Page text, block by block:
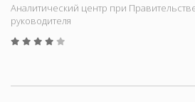
Аналитический центр при
руководителя